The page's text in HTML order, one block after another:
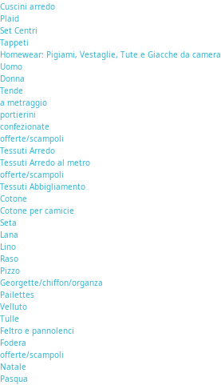
Cuscini arredo
Plaid
Set Centri
Tappeti
Homewear: Pigiami, Vestaglie, Tute e Giacche da camera
Uomo
Donna
Tende
a metraggio
portierini
confezionate
offerte/scampoli
Tessuti Arredo
Tessuti Arredo al metro
offerte/scampoli
Tessuti Abbigliamento
Cotone
Cotone per camicie
Seta
Lana
Lino
Raso
Pizzo
Georgette/chiffon/organza
Pailettes
Velluto
Tulle
Feltro e pannolenci
Fodera
offerte/scampoli
Natale
Pasqua